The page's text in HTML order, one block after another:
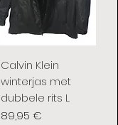
Calvin Klein
winterjas met
dubbele rits L
Preis
89,95 €